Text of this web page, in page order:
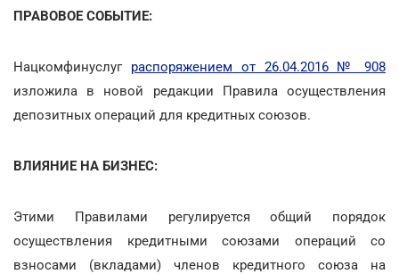
ПРАВОВОЕ СОБЫТИЕ:
Нацкомфинуслуг распоряжением от 26.04.2016 № 908
изложила в новой редакции Правила осуществления
депозитных операций для кредитных союзов.
ВЛИЯНИЕ НА БИЗНЕС:
Этими Правилами регулируется общий порядок
осуществления кредитными союзами операций со
взносами (вкладами) членов кредитного союза на